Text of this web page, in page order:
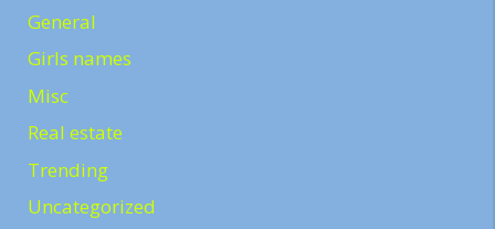
General
Girls names
Misc
Real estate
Trending
Uncategorized